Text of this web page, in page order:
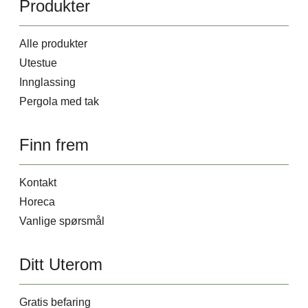
Produkter
Alle produkter
Utestue
Innglassing
Pergola med tak
Finn frem
Kontakt
Horeca
Vanlige spørsmål
Ditt Uterom
Gratis befaring